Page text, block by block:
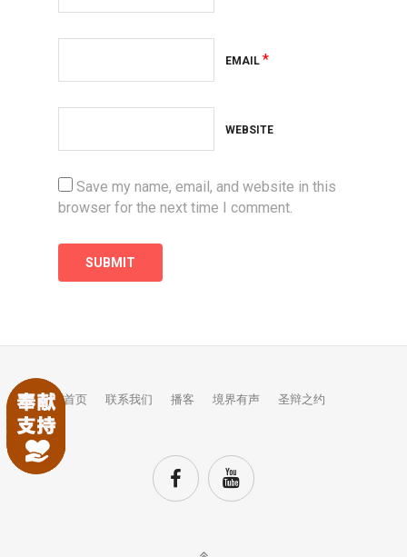
EMAIL *
WEBSITE
Save my name, email, and website in this
browser for the next time I comment.
首页 联系我们 播客 境界有声 圣辩之约